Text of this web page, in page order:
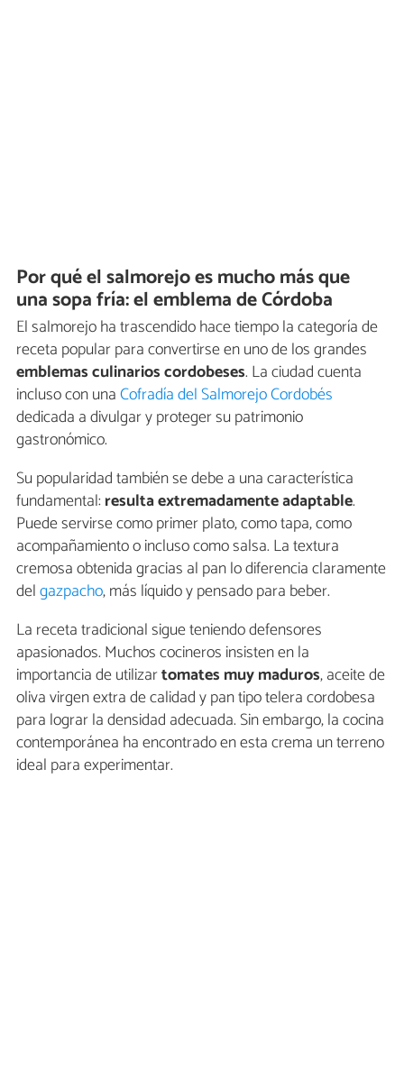
Por qué el salmorejo es mucho más que
una sopa fría: el emblema de Córdoba
El salmorejo ha trascendido hace tiempo la categoría de
receta popular para convertirse en uno de los grandes
emblemas culinarios cordobeses. La ciudad cuenta
incluso con unaCofradía del Salmorejo Cordobés
dedicada a divulgar y proteger su patrimonio
gastronómico.
Su popularidad también se debe a una característica
fundamental:resulta extremadamenteadaptable.
Puede servirse como primer plato, como tapa, como
acompañamiento o incluso como salsa. La textura
cremosa obtenida gracias al pan lo diferencia claramente
delgazpacho, más líquido y pensado para beber.
La receta tradicional sigue teniendo defensores
apasionados. Muchos cocineros insisten en la
importancia de utilizartomates muy maduros, aceite de
oliva virgen extra de calidad y pan tipo telera cordobesa
para lograr la densidad adecuada. Sin embargo, la cocina
contemporánea ha encontrado en esta crema un terreno
ideal para experimentar.